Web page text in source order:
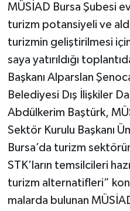
MÜSİAD Bursa Şubesi
turizm potansiyeli ve
turizmin ge­liştirilmesi
saya yatırıldığı
Başkanı Alparslan
Belediyesi Dış İlişkiler
Abdülke­rim Baştürk,
Sektör Kurulu Başkanı
Bursa’da turizm
STK’ların temsil­cileri
turizm alternatifleri”
malarda bulunan